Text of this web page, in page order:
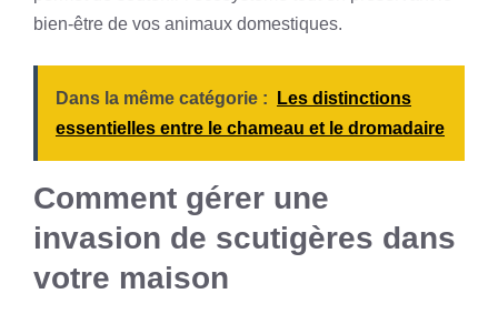
bien-être de vos animaux domestiques.
Dans la même catégorie :
Les distinctions
essentielles entre le chameau et le dromadaire
Comment gérer une
invasion de scutigères dans
votre maison